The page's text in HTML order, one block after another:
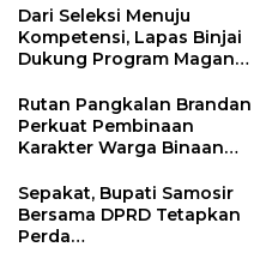
Dari Seleksi Menuju
Kompetensi, Lapas Binjai
Dukung Program Magang
Rutan Pangkalan Brandan
Perkuat Pembinaan
Karakter Warga Binaan
Kebersihan
Sepakat, Bupati Samosir
Bersama DPRD Tetapkan
Perda